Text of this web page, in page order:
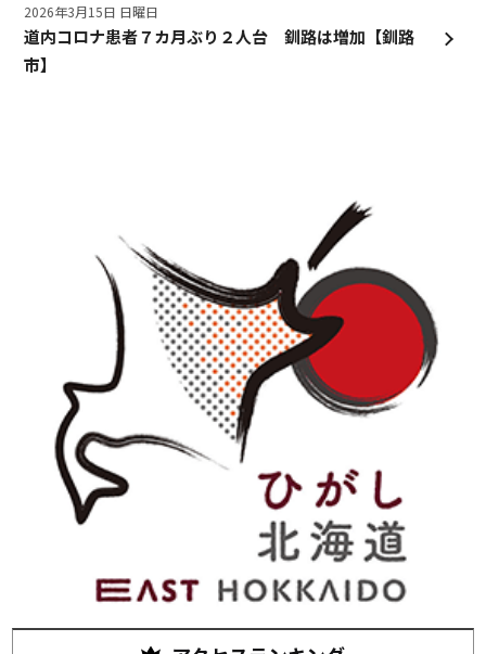
道内コロナ患者７カ月ぶり２人台 釧路は増加【釧路
市】
2026年3月15日 日曜日